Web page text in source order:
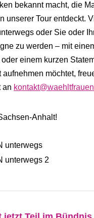
bekannt macht, die
unserer Tour entdeckt.
oder Sie oder
zu werden – mit
einem kurzen
aufnehmen möchtet,
an
Anhalt!